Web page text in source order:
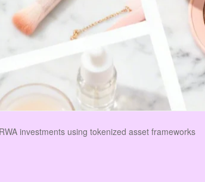
Terms & Conditions Tienda
investments using tokenized asset frameworks